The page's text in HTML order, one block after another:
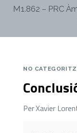
M1.862 – PRC
NO
PerXavier